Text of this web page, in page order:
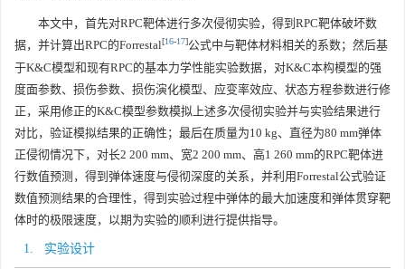
本文中，首先对RPC靶体进行多次侵彻实验，得到RPC靶体破坏数
据，并计算出RPC的Forrestal[16-17]公式中与靶体材料相关的系数；然后基
于K&C模型和现有RPC的基本力学性能实验数据，对K&C本构模型的强
度面参数、损伤参数、损伤演化模型、应变率效应、状态方程参数进行修
正，采用修正的K&C模型参数模拟上述多次侵彻实验并与实验结果进行
对比，验证模拟结果的正确性；最后在质量为10 kg、直径为80 mm弹体
正侵彻情况下，对长2 200 mm、宽2 200 mm、高1 260 mm的RPC靶体进
行数值预测，得到弹体速度与侵彻深度的关系，并利用Forrestal公式验证
数值预测结果的合理性，得到实验过程中弹体的最大加速度和弹体贯穿靶
体时的极限速度，以期为实验的顺利进行提供指导。
1. 实验设计